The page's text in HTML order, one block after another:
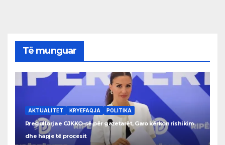
Të munguar
AKTUALITET KRYEFAQJA POLITIKA
Rregullorja e GJKKO-së për gazetarët, Garo kërkon rishikim
dhe hapje të procesit